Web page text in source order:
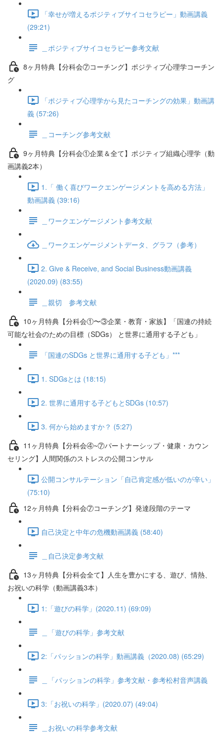
「幸せが増えるポジティブサイコセラピー」動画講義
(29:21)
＿ポジティブサイコセラピー参考文献
8ヶ月特典【分科会⑦コーチング】ポジティブ心理学コーチン
グ
「ポジティブ心理学から見たコーチングの効果」動画講
義 (57:26)
＿コーチング参考文献
9ヶ月特典【分科会①企業＆全て】ポジティブ組織心理学（動
画講義2本）
1.「 働く喜びワークエンゲージメントを高める方法」
動画講義 (39:16)
＿ワークエンゲージメント参考文献
＿ワークエンゲージメントデータ、グラフ（参考）
2. Give & Receive, and Social Business動画講義
(2020.09) (83:55)
＿親切 参考文献
10ヶ月特典【分科会①〜③企業・教育・家族】「国連の持続
可能な社会のための目標（SDGs） と世界に通用する子ども」
「国連のSDGs と世界に通用する子ども」***
1. SDGsとは (18:15)
2. 世界に通用する子どもとSDGs (10:57)
3. 何から始めますか？ (5:27)
11ヶ月特典【分科会④~⑦パートナーシップ・健康・カウン
セリング】人間関係のストレスの公開コンサル
公開コンサルテーション「自己肯定感が低いのが辛い」
(75:10)
12ヶ月特典【分科会⑦コーチング】発達段階のテーマ
自己決定と中年の危機動画講義 (58:40)
＿自己決定参考文献
13ヶ月特典【分科会全て】人生を豊かにする、遊び、情熱、
お祝いの科学（動画講義3本）
1:「遊びの科学」(2020.11) (69:09)
＿「遊びの科学」参考文献
2:「パッションの科学」動画講義（2020.08) (65:29)
＿「パッションの科学」参考文献・参考松村音声講義
3:「お祝いの科学」(2020.07) (49:04)
＿お祝いの科学参考文献